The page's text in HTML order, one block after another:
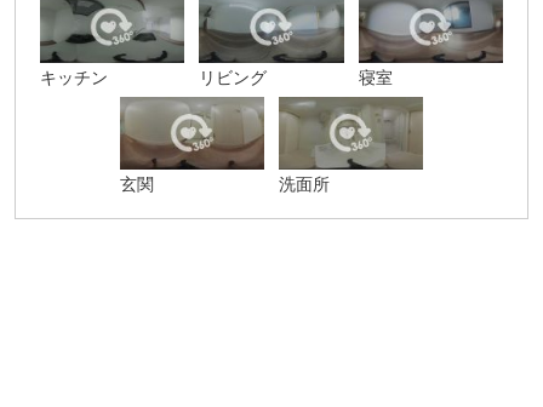
キッチン リビング 寝室
玄関 洗面所